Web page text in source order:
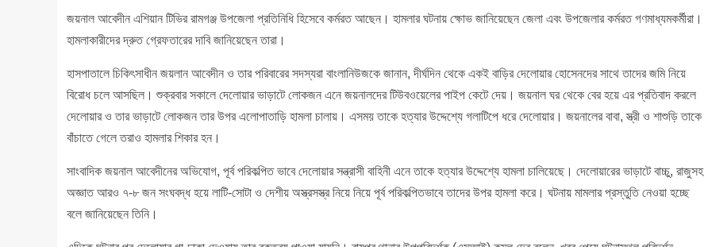
জয়নাল আবেদীন এশিয়ান টিভির রামগঞ্জ উপজেলা প্রতিনিধি হিসেবে কর্মরত আছেন। হামলার ঘটনায় ক্ষোভ জানিয়েছেন জেলা এবং উপজেলার কর্মরত গণমাধ্যমকর্মীরা।
হামলাকারীদের দ্রুত গ্রেফতারের দাবি জানিয়েছেন তারা।
হাসপাতালে চিকিৎসাধীন জয়লান আবেদীন ও তার পরিবারের সদস্যরা বাংলানিউজকে জানান, দীর্ঘদিন থেকে একই বাড়ির দেলোয়ার হোসেনদের সাথে তাদের জমি নিয়ে
বিরোধ চলে আসছিল। শুক্রবার সকালে দেলোয়ার ভাড়াটে লোকজন এনে জয়নালদের টিউবওয়েলের পাইপ কেটে দেয়। জয়নাল ঘর থেকে বের হয়ে এর প্রতিবাদ করলে
দেলোয়ার ও তার ভাড়াটে লোকজন তার উপর এলোপাতাড়ি হামলা চালায়। এসময় তাকে হত্যার উদ্দেশ্যে গলাটিপে ধরে দেলোয়ার। জয়নালের বাবা, স্ত্রী ও শাশুড়ি তাকে
বাঁচাতে গেলে তরাও হামলার শিকার হন।
সাংবাদিক জয়নাল আবেদীনের অভিযোগ, পূর্ব পরিকল্পিত ভাবে দেলোয়ার সন্ত্রাসী বাহিনী এনে তাকে হত্যার উদ্দেশ্যে হামলা চালিয়েছে। দেলোয়ারের ভাড়াটে বাচ্চু, রাজুসহ
অজ্ঞাত আরও ৭-৮ জন সংঘবদ্ধ হয়ে লাটি-সোটা ও দেশীয় অস্ত্রসস্ত্র নিয়ে নিয়ে পূর্ব পরিকল্পিতভাবে তাদের উপর হামলা করে। ঘটনায় মামলার প্রস্তুতি নেওয়া হচ্ছে
বলে জানিয়েছেন তিনি।